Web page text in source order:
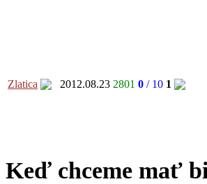
Zlatica 2012.08.23 2801 0 / 10 1
Keď chceme mať